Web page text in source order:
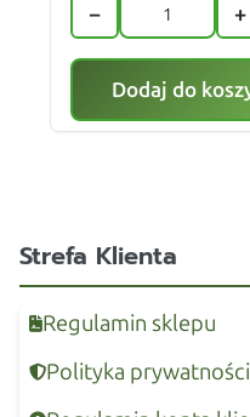
− +
Dodaj do
Strefa Klienta
Regulamin sklepu
Polityka prywatności